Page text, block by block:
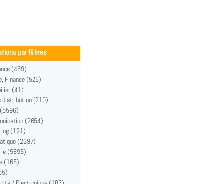
par filières
(469)
Finance (526)
(41)
distribution (210)
(2654)
(121)
(2397)
(5895)
(165)